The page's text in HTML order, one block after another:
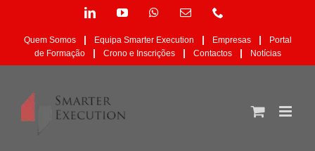
content
LinkedInYouTubeWhatsAppEmail
mas
não
publicado)
Quem Somos | Equipa Smarter Execution | Empresas |
Portal
de Formação
| Crono e Inscrições | Contactos | Notícias